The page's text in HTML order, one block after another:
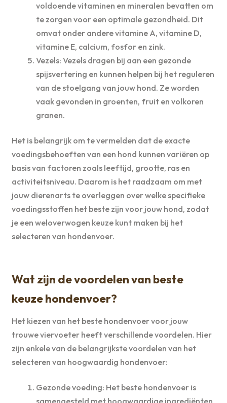
voldoende vitaminen en mineralen bevatten om
te zorgen voor een optimale gezondheid. Dit
omvat onder andere vitamine A, vitamine D,
vitamine E, calcium, fosfor en zink.
Vezels: Vezels dragen bij aan een gezonde
spijsvertering en kunnen helpen bij het reguleren
van de stoelgang van jouw hond. Ze worden
vaak gevonden in groenten, fruit en volkoren
granen.
Het is belangrijk om te vermelden dat de exacte
voedingsbehoeften van een hond kunnen variëren op
basis van factoren zoals leeftijd, grootte, ras en
activiteitsniveau. Daarom is het raadzaam om met
jouw dierenarts te overleggen over welke specifieke
voedingsstoffen het beste zijn voor jouw hond, zodat
je een weloverwogen keuze kunt maken bij het
selecteren van hondenvoer.
Wat zijn de voordelen van beste
keuze hondenvoer?
Het kiezen van het beste hondenvoer voor jouw
trouwe viervoeter heeft verschillende voordelen. Hier
zijn enkele van de belangrijkste voordelen van het
selecteren van hoogwaardig hondenvoer:
Gezonde voeding: Het beste hondenvoer is
samengesteld met hoogwaardige ingrediënten